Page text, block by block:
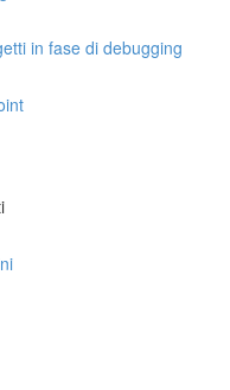
in fase di debugging